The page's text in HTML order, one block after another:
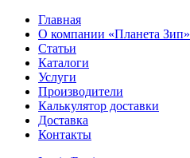
Skip
content
Главная
О компании «Планета Зип»
Статьи
Каталоги
Услуги
Производители
Калькулятор доставки
Доставка
Контакты